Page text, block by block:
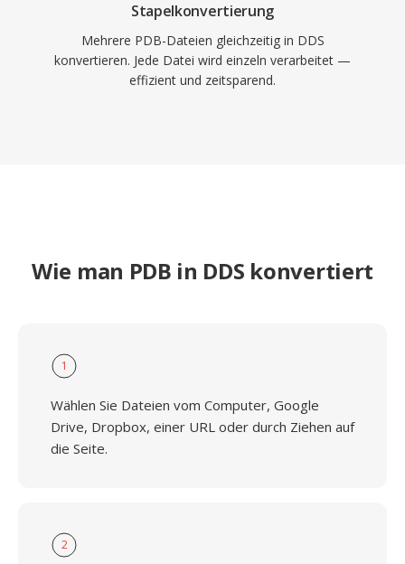
Stapelkonvertierung
Mehrere PDB-Dateien gleichzeitig in DDS
konvertieren. Jede Datei wird einzeln verarbeitet —
effizient und zeitsparend.
Wie man PDB in DDS konvertiert
1
Wählen Sie Dateien vom Computer, Google
Drive, Dropbox, einer URL oder durch Ziehen auf
die Seite.
2